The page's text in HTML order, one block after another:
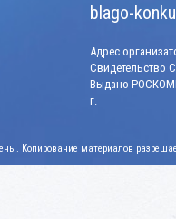
blago-
Адрес
Свидетельство
Выдано
г.
Копирование материалов